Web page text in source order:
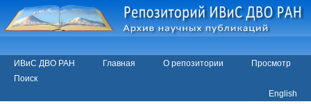
ИВиС ДВО РАН Главная О репозитории
Просмотр
Поиск
English